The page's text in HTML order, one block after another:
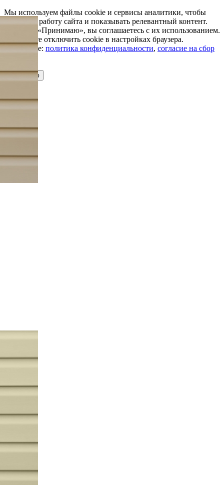
Мы используем файлы cookie и сервисы аналитики, чтобы
улучшить работу сайта и показывать релевантный контент.
Нажимая «Принимаю», вы соглашаетесь с их использованием.
Вы можете отключить cookie в настройках браузера.
Подробнее: политика конфиденциальности, согласие на сбор
Принимаю